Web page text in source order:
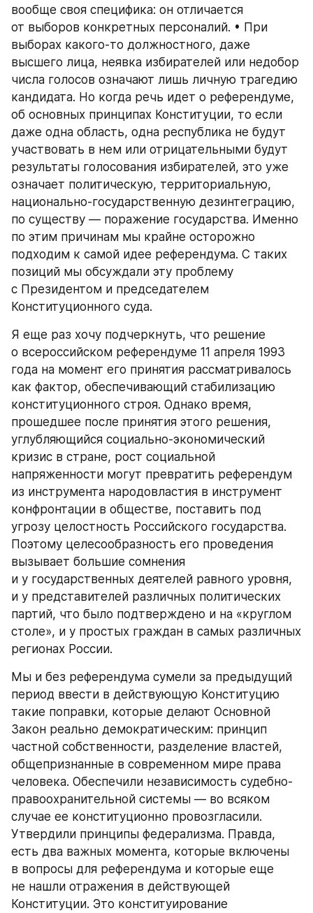
вообще своя специфика: он отличается
от выборов конкретных персоналий. • При
выборах какого-то должностного, даже
высшего лица, неявка избирателей или недобор
числа голосов означают лишь личную трагедию
кандидата. Но когда речь идет о референдуме,
об основных принципах Конституции, то если
даже одна область, одна республика не будут
участвовать в нем или отрицательными будут
результаты голосования избирателей, это уже
означает политическую, территориальную,
национально-государственную дезинтеграцию,
по существу — поражение государства. Именно
по этим причинам мы крайне осторожно
подходим к самой идее референдума. С таких
позиций мы обсуждали эту проблему
с Президентом и председателем
Конституционного суда.
Я еще раз хочу подчеркнуть, что решение
о всероссийском референдуме 11 апреля 1993
года на момент его принятия рассматривалось
как фактор, обеспечивающий стабилизацию
конституционного строя. Однако время,
прошедшее после принятия этого решения,
углубляющийся социально-экономический
кризис в стране, рост социальной
напряженности могут превратить референдум
из инструмента народовластия в инструмент
конфронтации в обществе, поставить под
угрозу целостность Российского государства.
Поэтому целесообразность его проведения
вызывает большие сомнения
и у государственных деятелей равного уровня,
и у представителей различных политических
партий, что было подтверждено и на «круглом
столе», и у простых граждан в самых различных
регионах России.
Мы и без референдума сумели за предыдущий
период ввести в действующую Конституцию
такие поправки, которые делают Основной
Закон реально демократическим: принцип
частной собственности, разделение властей,
общепризнанные в современном мире права
человека. Обеспечили независимость судебно-
правоохранительной системы — во всяком
случае ее конституционно провозгласили.
Утвердили принципы федерализма. Правда,
есть два важных момента, которые включены
в вопросы для референдума и которые еще
не нашли отражения в действующей
Конституции. Это конституирование